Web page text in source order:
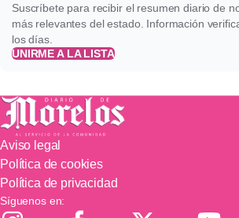
Suscríbete para recibir el resumen diario de
más relevantes del estado. Información
los días.
UNIRME A LA LISTA
Aviso legal
Política de cookies
Política de privacidad
Síguenos en: